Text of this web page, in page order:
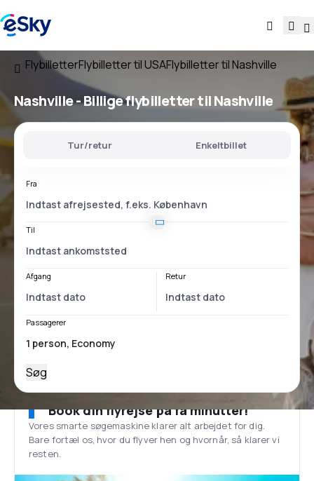
FlybilletterFlybilletter til USAFlybilletter til Nashville
Nashville - Billige flybilletter til Nashville
Tur/retur Enkeltbillet
Fra
Til
Afgang Retur
Passagerer
Søg
Book din flyrejse på få minutter!
Vores smarte søgemaskine klarer alt arbejdet for dig.
Bare fortæl os, hvor du flyver hen og hvornår, så klarer vi
resten.